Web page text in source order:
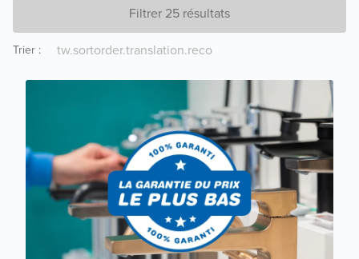
Filtrer 25 résultats
Trier :